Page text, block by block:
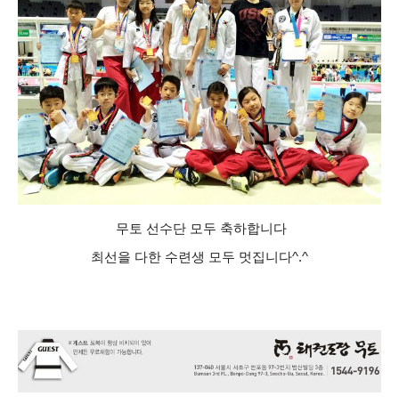
무토 선수단 모두 축하합니다
최선을 다한 수련생 모두 멋집니다^.^